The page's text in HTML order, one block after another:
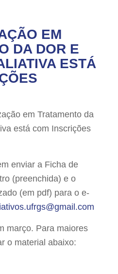
EM
DA DOR E
ESTÁ
em Tratamento da
está com Inscrições
enviar a Ficha de
(preenchida) e o
(em pdf) para o e-
março. Para maiores
o material abaixo: